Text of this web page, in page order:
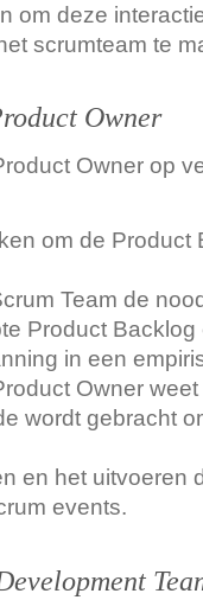
om deze
scrumteam te
Owner
Owner op
om de Product
Team de
Product Backlog
in een
Owner
wordt gebracht
en het uitvoeren
events.